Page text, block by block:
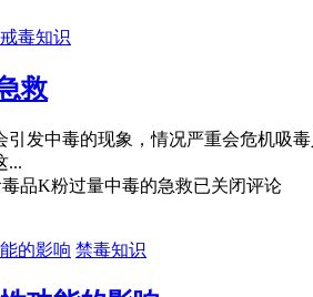
戒毒知识
救
发中毒的现象，情况严重会危机吸
...
品K粉过量中毒的急救已关闭评论
禁毒知识